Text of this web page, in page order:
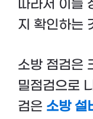
따라서 이들
지 확인하는
소방 점검은
밀점검으로
검은 소방 설